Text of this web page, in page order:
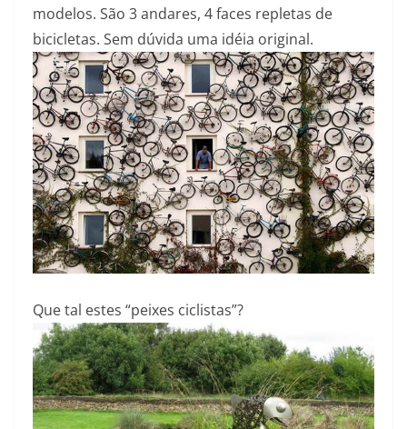
modelos. São 3 andares, 4 faces repletas de
bicicletas. Sem dúvida uma idéia original.
Que tal estes “peixes ciclistas”?